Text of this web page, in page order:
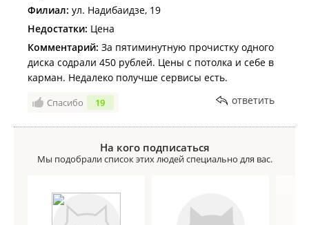
Филиал: ул. Надибаидзе, 19
Недостатки: Цена
Комментарий: За пятиминутную прочистку одного
диска содрали 450 рублей. Цены с потолка и себе в
карман. Недалеко получше сервисы есть.
Спасибо 19 ответить
На кого подписаться
Мы подобрали список этих людей специально для вас.